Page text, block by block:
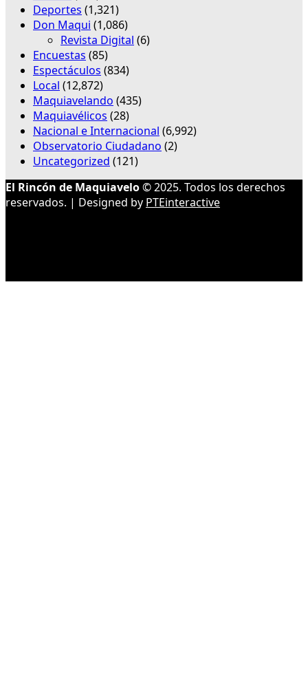
Deportes (1,321)
Don Maqui (1,086)
Revista Digital (6)
Encuestas (85)
Espectáculos (834)
Local (12,872)
Maquiavelando (435)
Maquiavélicos (28)
Nacional e Internacional (6,992)
Observatorio Ciudadano (2)
Uncategorized (121)
El Rincón de Maquiavelo© 2025. Todos los derechos
reservados. | Designed by PTEinteractive